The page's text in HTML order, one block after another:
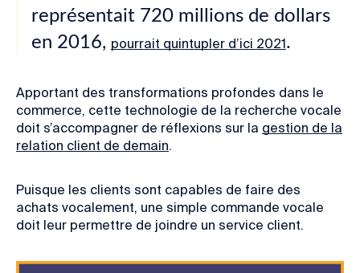
représentait 720 millions de dollars
en 2016, pourrait quintupler d’ici 2021.
Apportant des transformations profondes dans le
commerce, cette technologie de la recherche vocale
doit s’accompagner de réflexions sur la gestion de la
relation client de demain
Puisque les clients sont capables de faire des
achats vocalement, une simple commande vocale
doit leur permettre de joindre un service client.